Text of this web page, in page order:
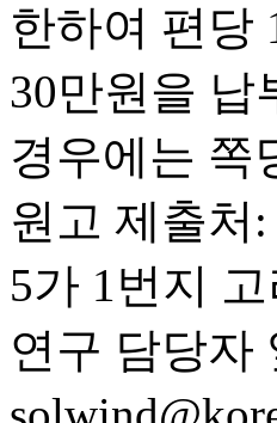
한하여 편당
30만원을 납
경우에는 쪽
원고 제출처
5가 1번지
연구 담당자